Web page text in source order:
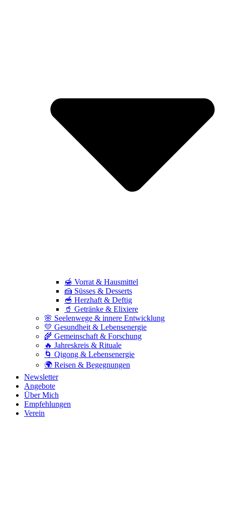
🍯 Vorrat & Hausmittel
🍰 Süsses & Desserts
🥣 Herzhaft & Deftig
🥤 Getränke & Elixiere
🌸 Seelenwege & innere Entwicklung
💛 Gesundheit & Lebensenergie
🌾 Gemeinschaft & Forschung
🔥 Jahreskreis & Rituale
🌀 Qigong & Lebensenergie
🌍 Reisen & Begegnungen
Newsletter
Angebote
Über Mich
Empfehlungen
Verein